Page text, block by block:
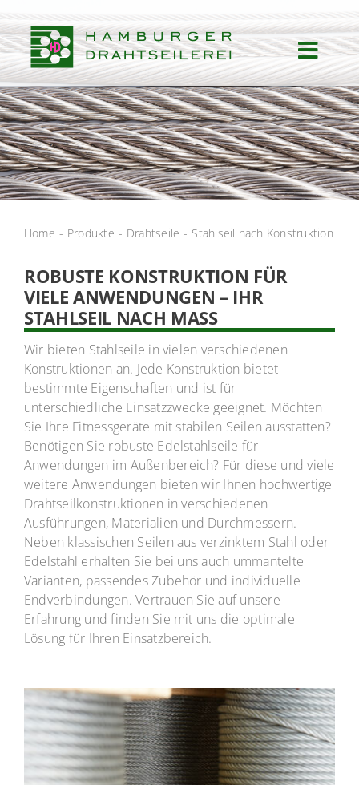
Inhalt
springen
Start
Produkte
Leistungen
Über uns
Karriere
Kontakt
Home Produkte Drahtseile Stahlseil nach Konstruktion
ROBUSTE KONSTRUKTION FÜR
VIELE ANWENDUNGEN – IHR
STAHLSEIL NACH MASS
Wir bieten Stahlseile in vielen verschiedenen
Konstruktionen an. Jede Konstruktion bietet
bestimmte Eigenschaften und ist für
unterschiedliche Einsatzzwecke geeignet. Möchten
Sie Ihre Fitnessgeräte mit stabilen Seilen ausstatten?
Benötigen Sie robuste Edelstahlseile für
Anwendungen im Außenbereich? Für diese und viele
weitere Anwendungen bieten wir Ihnen hochwertige
Drahtseilkonstruktionen in verschiedenen
Ausführungen, Materialien und Durchmessern.
Neben klassischen Seilen aus verzinktem Stahl oder
Edelstahl erhalten Sie bei uns auch ummantelte
Varianten, passendes Zubehör und individuelle
Endverbindungen. Vertrauen Sie auf unsere
Erfahrung und finden Sie mit uns die optimale
Lösung für Ihren Einsatzbereich.